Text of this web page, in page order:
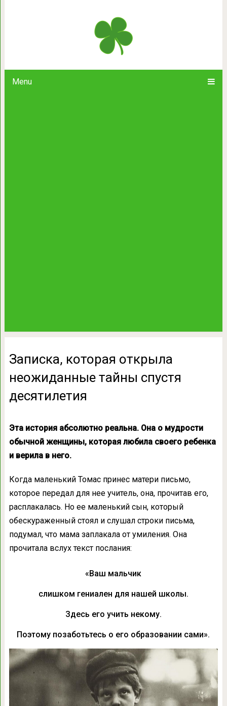
Menu
Записка, которая открыла
Записка, которая открыла
неожиданные тайны спустя
десятилетия
Эта история абсолютно реальна. Она о мудрости
обычной женщины, которая любила своего ребенка
и верила в него.
Когда маленький Томас принес матери письмо,
которое передал для нее учитель, она, прочитав его,
расплакалась. Но ее маленький сын, который
обескураженный стоял и слушал строки письма,
подумал, что мама заплакала от умиления. Она
прочитала вслух текст послания:
«Ваш мальчик
слишком гениален для нашей школы.
Здесь его учить некому.
Поэтому позаботьтесь о его образовании сами».